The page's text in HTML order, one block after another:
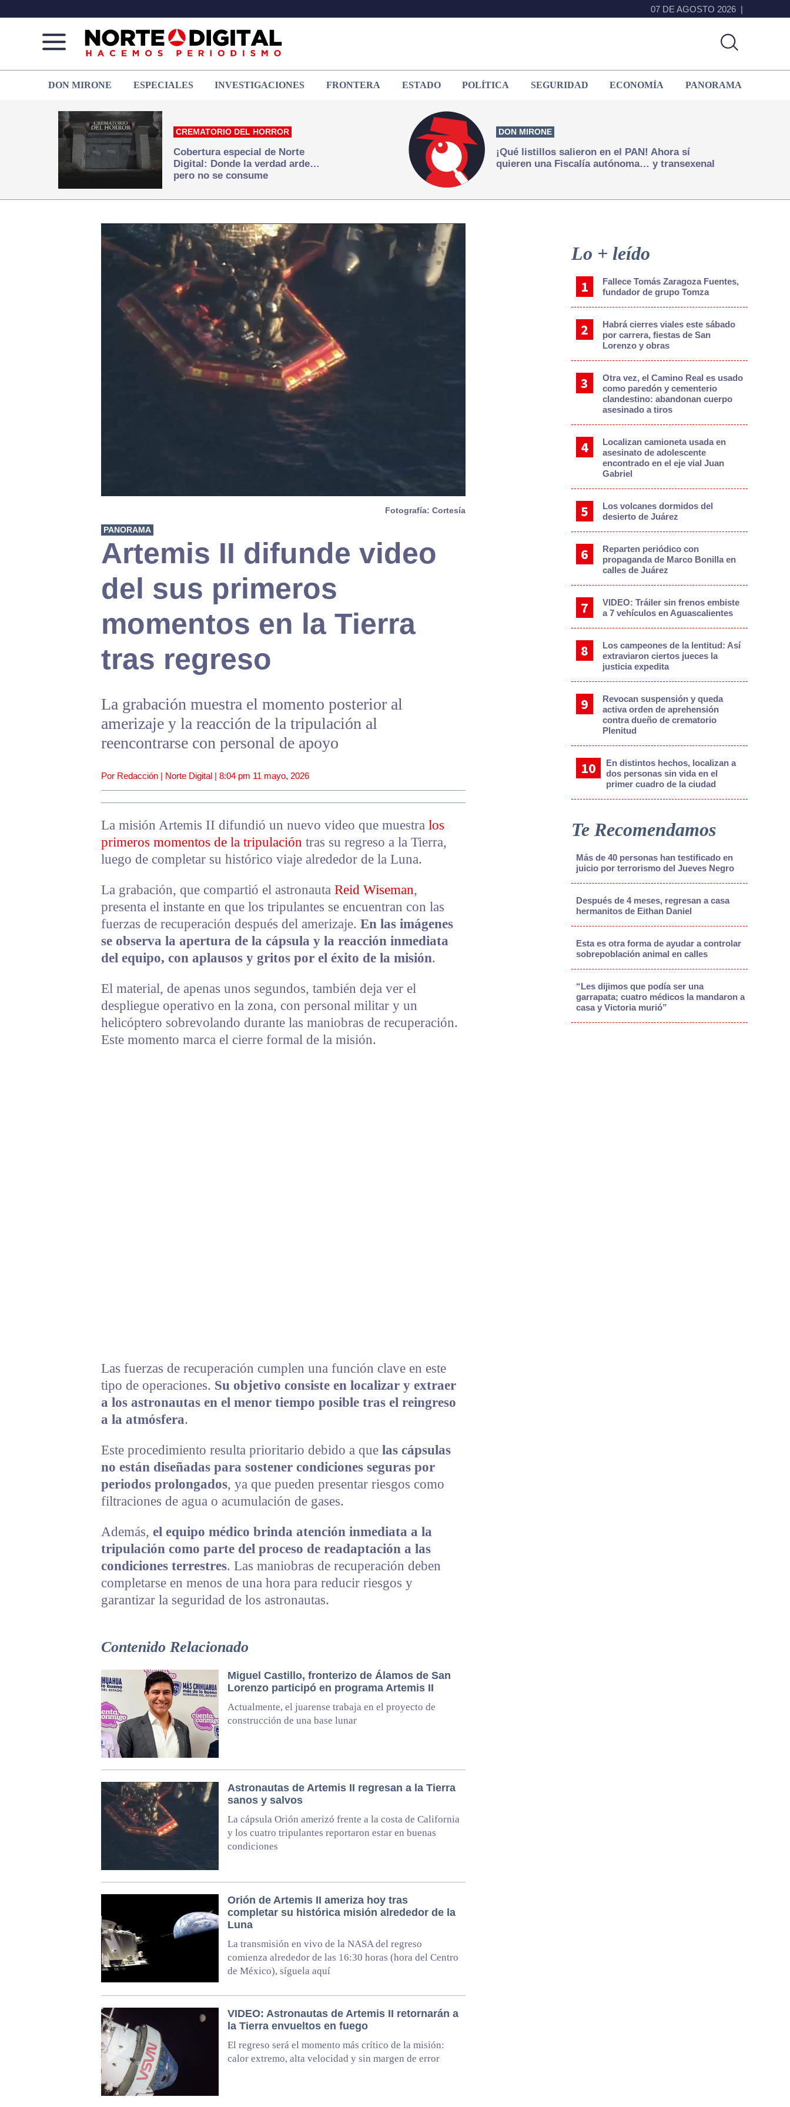
07 DE AGOSTO 2026
de
Juárez
que
hacemos periodismo
DON MIRONE ESPECIALES INVESTIGACIONES FRONTERA ESTADO POLÍTICA SEGURIDAD ECONOMÍA PANORAMA
CREMATORIO DEL HORROR
Cobertura especial de Norte
Digital: Donde la verdad arde…
pero no se consume
DON MIRONE
¡Qué listillos salieron en el PAN! Ahora sí
quieren una Fiscalía autónoma… y transexenal
Fotografía: Cortesía
PANORAMA
Artemis II difunde video
del sus primeros
momentos en la Tierra
tras regreso
La grabación muestra el momento posterior al
amerizaje y la reacción de la tripulación al
reencontrarse con personal de apoyo
Por Redacción | Norte Digital | 8:04 pm 11 mayo, 2026
La misión Artemis II difundió un nuevo video que muestra los
primeros momentos de la tripulación tras su regreso a la Tierra,
luego de completar su histórico viaje alrededor de la Luna.
La grabación, que compartió el astronauta Reid Wiseman,
presenta el instante en que los tripulantes se encuentran con las
fuerzas de recuperación después del amerizaje. En las imágenes
se observa la apertura de la cápsula y la reacción inmediata
del equipo, con aplausos y gritos por el éxito de la misión.
El material, de apenas unos segundos, también deja ver el
despliegue operativo en la zona, con personal militar y un
helicóptero sobrevolando durante las maniobras de recuperación.
Este momento marca el cierre formal de la misión.
Las fuerzas de recuperación cumplen una función clave en este
tipo de operaciones. Su objetivo consiste en localizar y extraer
a los astronautas en el menor tiempo posible tras el reingreso
a la atmósfera.
Este procedimiento resulta prioritario debido a que las cápsulas
no están diseñadas para sostener condiciones seguras por
periodos prolongados, ya que pueden presentar riesgos como
filtraciones de agua o acumulación de gases.
Además, el equipo médico brinda atención inmediata a la
tripulación como parte del proceso de readaptación a las
condiciones terrestres. Las maniobras de recuperación deben
completarse en menos de una hora para reducir riesgos y
garantizar la seguridad de los astronautas.
Contenido Relacionado
Miguel Castillo, fronterizo de Álamos de San
Lorenzo participó en programa Artemis II
Actualmente, el juarense trabaja en el proyecto de
construcción de una base lunar
Astronautas de Artemis II regresan a la Tierra
sanos y salvos
La cápsula Orión amerizó frente a la costa de California
y los cuatro tripulantes reportaron estar en buenas
condiciones
Orión de Artemis II ameriza hoy tras
completar su histórica misión alrededor de la
Luna
La transmisión en vivo de la NASA del regreso
comienza alrededor de las 16:30 horas (hora del Centro
de México), síguela aquí
VIDEO: Astronautas de Artemis II retornarán a
la Tierra envueltos en fuego
El regreso será el momento más crítico de la misión:
calor extremo, alta velocidad y sin margen de error
Sidebar
Lo + leído
Fallece Tomás Zaragoza Fuentes,
fundador de grupo Tomza
Habrá cierres viales este sábado
por carrera, fiestas de San
Lorenzo y obras
Otra vez, el Camino Real es usado
como paredón y cementerio
clandestino: abandonan cuerpo
asesinado a tiros
Localizan camioneta usada en
asesinato de adolescente
encontrado en el eje vial Juan
Gabriel
Los volcanes dormidos del
desierto de Juárez
Reparten periódico con
propaganda de Marco Bonilla en
calles de Juárez
VIDEO: Tráiler sin frenos embiste
a 7 vehículos en Aguascalientes
Los campeones de la lentitud: Así
extraviaron ciertos jueces la
justicia expedita
Revocan suspensión y queda
activa orden de aprehensión
contra dueño de crematorio
Plenitud
En distintos hechos, localizan a
dos personas sin vida en el
primer cuadro de la ciudad
Te Recomendamos
Más de 40 personas han testificado en
juicio por terrorismo del Jueves Negro
Después de 4 meses, regresan a casa
hermanitos de Eithan Daniel
Esta es otra forma de ayudar a controlar
sobrepoblación animal en calles
“Les dijimos que podía ser una
garrapata; cuatro médicos la mandaron a
casa y Victoria murió”